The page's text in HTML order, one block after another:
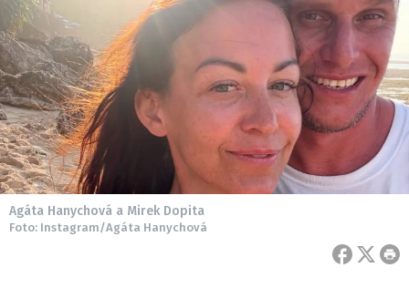
Agáta Hanychová a Mirek Dopita
Foto: Instagram/Agáta Hanychová